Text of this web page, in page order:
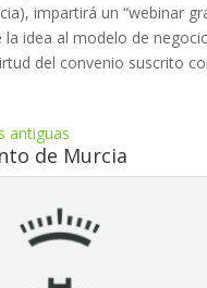
impartirá un “webinar
la idea al modelo de
del convenio suscrito
antiguas
de Murcia